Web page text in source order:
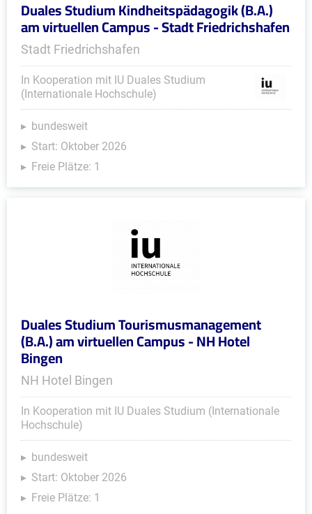
Duales Studium Kindheitspädagogik (B.A.)
am virtuellen Campus - Stadt Friedrichshafen
Stadt Friedrichshafen
In Kooperation mit IU Duales Studium
(Internationale Hochschule)
bundesweit
Start: Oktober 2026
Freie Plätze: 1
Duales Studium Tourismusmanagement
(B.A.) am virtuellen Campus - NH Hotel
Bingen
NH Hotel Bingen
In Kooperation mit IU Duales Studium (Internationale
Hochschule)
bundesweit
Start: Oktober 2026
Freie Plätze: 1